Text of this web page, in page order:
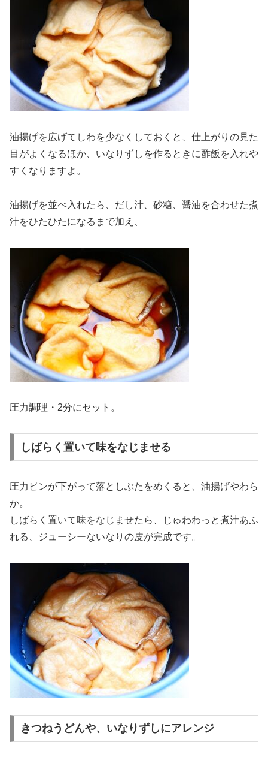
油揚げを広げてしわを少なくしておくと、仕上がりの見た
目がよくなるほか、いなりずしを作るときに酢飯を入れや
すくなりますよ。
油揚げを並べ入れたら、だし汁、砂糖、醤油を合わせた煮
汁をひたひたになるまで加え、
圧力調理・2分にセット。
しばらく置いて味をなじませる
圧力ピンが下がって落としぶたをめくると、油揚げやわら
か。
しばらく置いて味をなじませたら、じゅわわっと煮汁あふ
れる、ジューシーないなりの皮が完成です。
きつねうどんや、いなりずしにアレンジ